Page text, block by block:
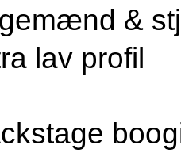
&
lav profil